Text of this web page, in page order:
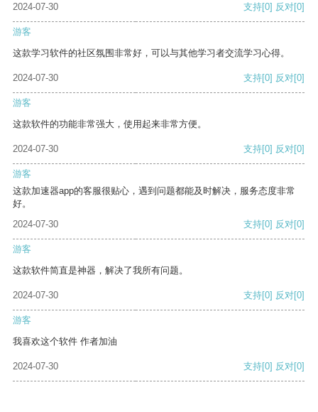
2024-07-30 支持[0] 反对[0]
游客
这款学习软件的社区氛围非常好，可以与其他学习者交流学习心得。
2024-07-30 支持[0] 反对[0]
游客
这款软件的功能非常强大，使用起来非常方便。
2024-07-30 支持[0] 反对[0]
游客
这款加速器app的客服很贴心，遇到问题都能及时解决，服务态度非常
好。
2024-07-30
支持[0] 反对[0]
游客
这款软件简直是神器，解决了我所有问题。
2024-07-30 支持[0] 反对[0]
游客
我喜欢这个软件 作者加油
2024-07-30 支持[0] 反对[0]